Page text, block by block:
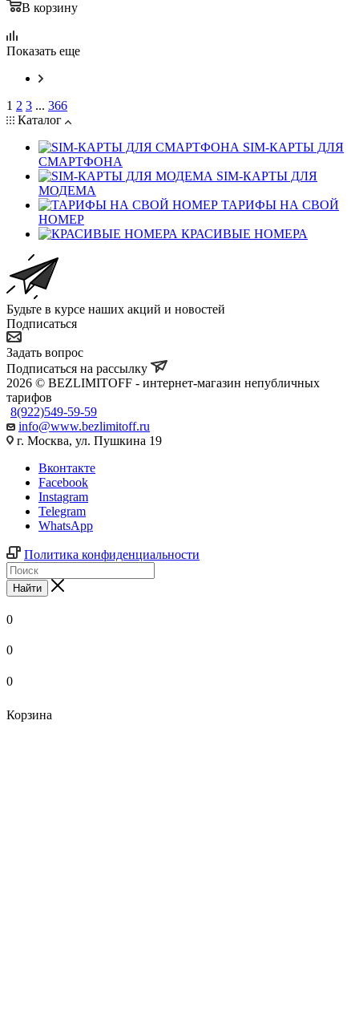
В корзину
Показать еще
1 2 3 ... 366
Каталог
SIM-КАРТЫ ДЛЯ
СМАРТФОНА
SIM-КАРТЫ ДЛЯ
МОДЕМА
ТАРИФЫ НА СВОЙ
НОМЕР
КРАСИВЫЕ НОМЕРА
Будьте в курсе наших акций и новостей
Подписаться
Задать вопрос
Подписаться на рассылку
2026 © BEZLIMITOFF - интернет-магазин непубличных
тарифов
8(922)549-59-59
info@www.bezlimitoff.ru
г. Москва, ул. Пушкина 19
Вконтакте
Facebook
Instagram
Telegram
WhatsApp
Политика конфиденциальности
Найти
0
0
0
Корзина